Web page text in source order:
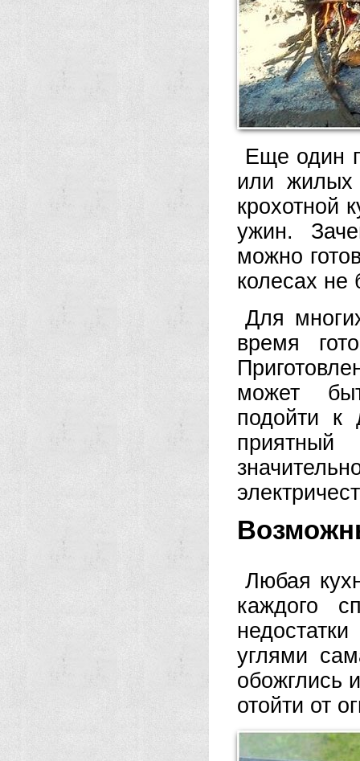
Еще один
или жилых
крохотной
ужин.
можно
колесах не
Для
время
может
подойти к
Любая
каждого
углями
обожглись
отойти от